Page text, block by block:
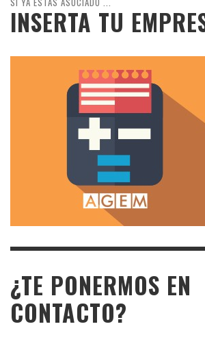
INSERTA TU
¿TE PONERMOS EN
CONTACTO?